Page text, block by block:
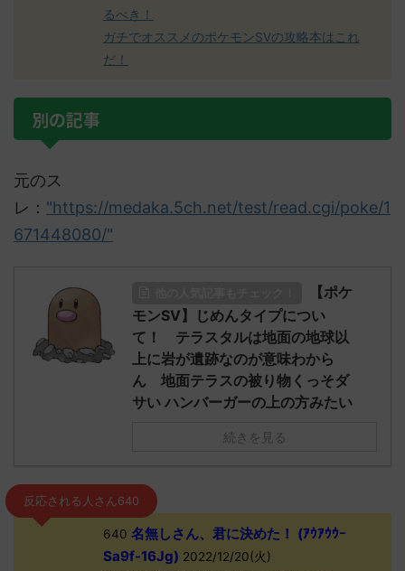
るべき！
ガチでオススメのポケモンSVの攻略本はこれ
だ！
別の記事
元のス
レ： "https://medaka.5ch.net/test/read.cgi/poke/1
671448080/"
【ポケ
モンSV】じめんタイプについ
て！ テラスタルは地面の地球以
上に岩が遺跡なのが意味わから
ん 地面テラスの被り物くっそダ
サい ハンバーガーの上の方みたい
続きを見る
反応される人さん640
640 名無しさん、君に決めた！ (ｱｳｱｳｳｰ
Sa9f-16Jg) 2022/12/20(火)